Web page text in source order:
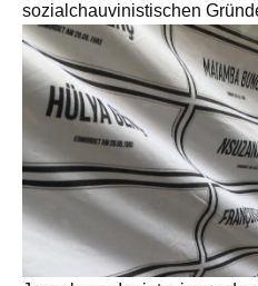
sozialchauvinistischen